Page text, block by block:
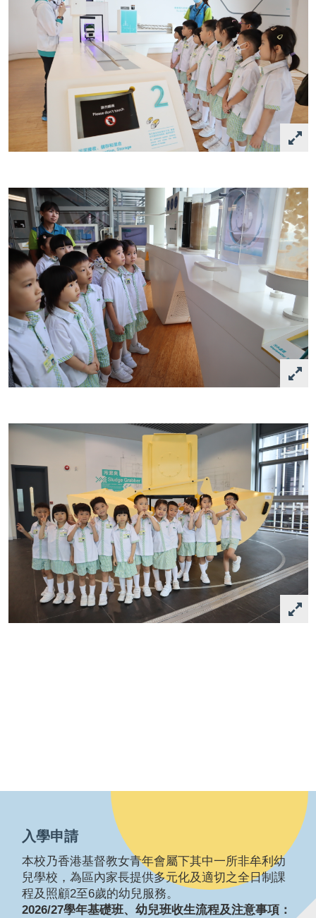
入學申請
本校乃香港基督教女青年會屬下其中一所非牟利幼
兒學校，為區內家長提供多元化及適切之全日制課
程及照顧2至6歲的幼兒服務。
2026/27學年基礎班、幼兒班收生流程及注意事項：